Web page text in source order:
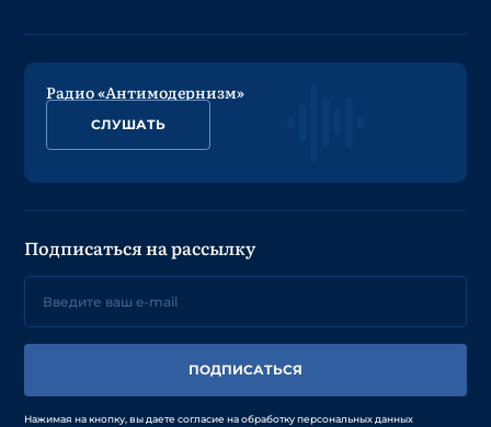
Радио «Антимодернизм»
СЛУШАТЬ
Подписаться на рассылку
ПОДПИСАТЬСЯ
Нажимая на кнопку, вы даете согласие на обработку персональных данных